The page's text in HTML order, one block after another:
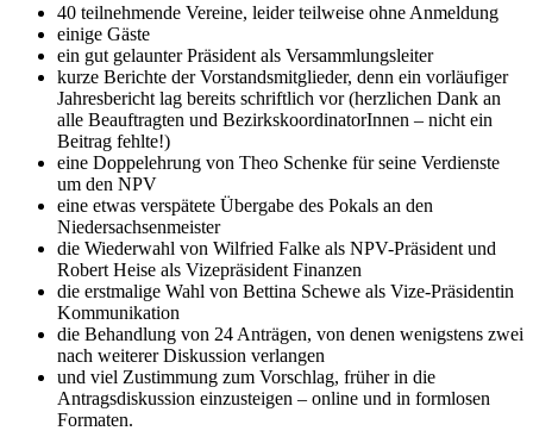
40 teilnehmende Vereine, leider teilweise ohne Anmeldung
einige Gäste
ein gut gelaunter Präsident als Versammlungsleiter
kurze Berichte der Vorstandsmitglieder, denn ein vorläufiger
Jahresbericht lag bereits schriftlich vor (herzlichen Dank an
alle Beauftragten und BezirkskoordinatorInnen – nicht ein
Beitrag fehlte!)
eine Doppelehrung von Theo Schenke für seine Verdienste
um den NPV
eine etwas verspätete Übergabe des Pokals an den
Niedersachsenmeister
die Wiederwahl von Wilfried Falke als NPV-Präsident und
Robert Heise als Vizepräsident Finanzen
die erstmalige Wahl von Bettina Schewe als Vize-Präsidentin
Kommunikation
die Behandlung von 24 Anträgen, von denen wenigstens zwei
nach weiterer Diskussion verlangen
und viel Zustimmung zum Vorschlag, früher in die
Antragsdiskussion einzusteigen – online und in formlosen
Formaten.